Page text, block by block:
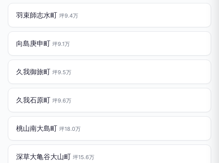
羽束師志水町 坪9.4万
向島庚申町 坪9.1万
久我御旅町 坪9.5万
久我石原町 坪9.6万
桃山南大島町 坪18.0万
深草大亀谷大山町 坪15.6万